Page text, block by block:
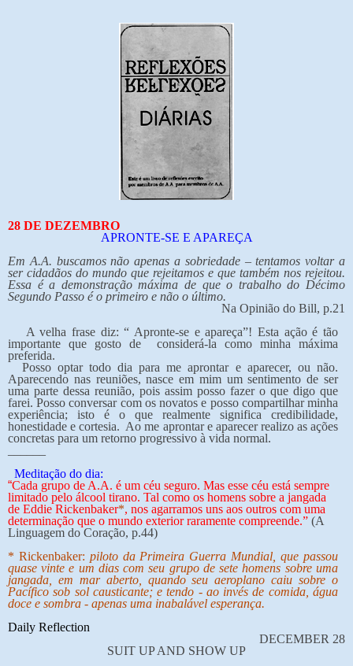
28 DE DEZEMBRO
APRONTE-SE E APAREÇA
Em A.A. buscamos não apenas a sobriedade – tentamos voltar a
ser cidadãos do mundo que rejeitamos e que também nos rejeitou.
Essa é a demonstração máxima de que o trabalho do Décimo
Segundo Passo é o primeiro e não o último.
Na Opinião do Bill, p.21
A velha frase diz: “ Apronte-se e apareça”! Esta ação é tão
importante que gosto de considerá-la como minha máxima
preferida.
Posso optar todo dia para me aprontar e aparecer, ou não.
Aparecendo nas reuniões, nasce em mim um sentimento de ser
uma parte dessa reunião, pois assim posso fazer o que digo que
farei. Posso conversar com os novatos e posso compartilhar minha
experiência; isto é o que realmente significa credibilidade,
honestidade e cortesia. Ao me aprontar e aparecer realizo as ações
concretas para um retorno progressivo à vida normal.
Meditação do dia:
“Cada grupo de A.A. é um céu seguro. Mas esse céu está sempre
limitado pelo álcool tirano. Tal como os homens sobre a jangada
de Eddie Rickenbaker*, nos agarramos uns aos outros com uma
determinação que o mundo exterior raramente compreende.” (A
Linguagem do Coração, p.44)
* Rickenbaker: piloto da Primeira Guerra Mundial, que passou
quase vinte e um dias com seu grupo de sete homens sobre uma
jangada, em mar aberto, quando seu aeroplano caiu sobre o
Pacífico sob sol causticante; e tendo - ao invés de comida, água
doce e sombra - apenas uma inabalável esperança.
Daily Reflection
DECEMBER 28
SUIT UP AND SHOW UP